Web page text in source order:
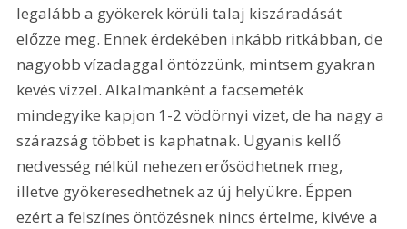
legalább a gyökerek körüli talaj kiszáradását
előzze meg. Ennek érdekében inkább ritkábban, de
nagyobb vízadaggal öntözzünk, mintsem gyakran
kevés vízzel. Alkalmanként a facsemeték
mindegyike kapjon 1-2 vödörnyi vizet, de ha nagy a
szárazság többet is kaphatnak. Ugyanis kellő
nedvesség nélkül nehezen erősödhetnek meg,
illetve gyökeresedhetnek az új helyükre. Éppen
ezért a felszínes öntözésnek nincs értelme, kivéve a